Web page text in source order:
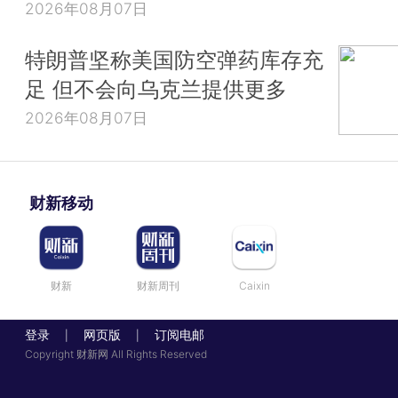
2026年08月07日
特朗普坚称美国防空弹药库存充
足 但不会向乌克兰提供更多
2026年08月07日
财新移动
财新 财新周刊 Caixin
登录 网页版 订阅电邮
Copyright 财新网 All Rights Reserved